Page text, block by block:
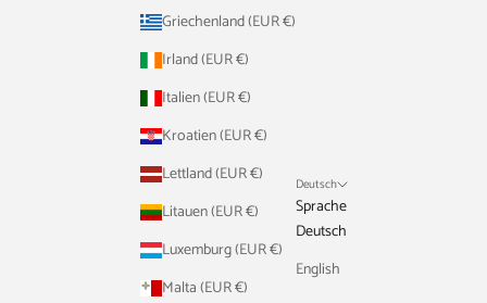
Griechenland (EUR €)
Irland (EUR €)
Italien (EUR €)
Kroatien (EUR €)
Lettland (EUR €)
Litauen (EUR €)
Luxemburg (EUR €)
Malta (EUR €)
Deutsch
Sprache
Deutsch
English